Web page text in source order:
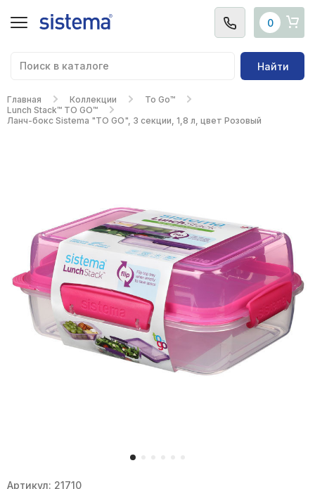
0
Найти
Главная Коллекции
To Go™
Lunch Stack™ TO GO™
Ланч-бокс Sistema "TO GO", 3 секции, 1,8 л, цвет Розовый
Артикул: 21710